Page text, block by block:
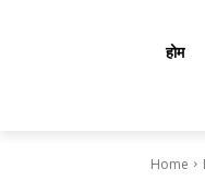
होम
Home